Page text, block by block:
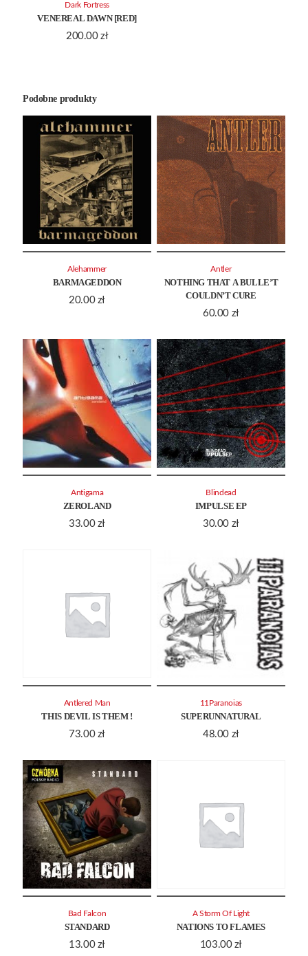
VENEREAL DAWN [RED]
200.00 zł
Dark Fortress
Podobne produkty
BARMAGEDDON
20.00 zł
Alehammer
NOTHING THAT A BULLE’T
COULDN’T CURE
60.00 zł
Antler
ZEROLAND
33.00 zł
Antigama
IMPULSE EP
30.00 zł
Blindead
THIS DEVIL IS THEM !
73.00 zł
Antlered Man
SUPERUNNATURAL
48.00 zł
11Paranoias
STANDARD
13.00 zł
Bad Falcon
NATIONS TO FLAMES
103.00 zł
A Storm Of Light